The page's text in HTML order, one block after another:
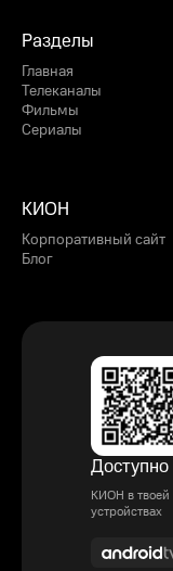
Разделы
Главная
Телеканалы
Фильмы
Сериалы
КИОН
Корпоративный сайт
Блог
КИОН в твоей
устройствах